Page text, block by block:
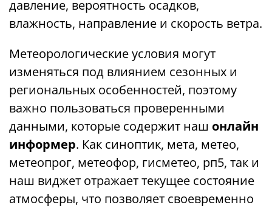
давление, вероятность осадков,
влажность, направление и скорость ветра.
Метеорологические условия могут
изменяться под влиянием сезонных и
региональных особенностей, поэтому
важно пользоваться проверенными
данными, которые содержит наш онлайн
информер. Как синоптик, мета, метео,
метеопрог, метеофор, гисметео, рп5, так и
наш виджет отражает текущее состояние
атмосферы, что позволяет своевременно